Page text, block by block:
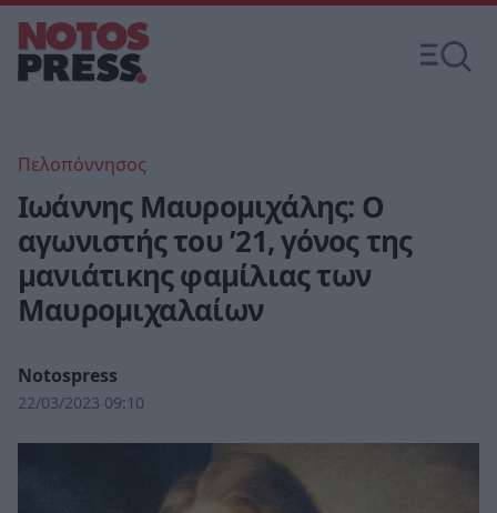
Πελοπόννησος
Ιωάννης Μαυρομιχάλης: O
αγωνιστής του ’21, γόνος της
μανιάτικης φαμίλιας των
Μαυρομιχαλαίων
Notospress
22/03/2023 09:10